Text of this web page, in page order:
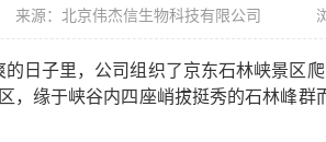
来源：北京伟杰信生物科技有限公司
日子里，公司组织了京东石林峡景区
，缘于峡谷内四座峭拔挺秀的石林峰群